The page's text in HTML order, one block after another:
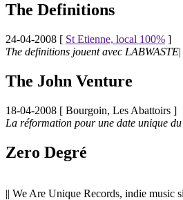
The Definitions
24-04-2008 [ St Etienne, local 100% ]
The definitions jouent avec LABWASTE
The John Venture
18-04-2008 [ Bourgoin, Les Abattoirs ]
La réformation pour une date unique du
Zero Degré
|| We Are Unique Records, indie music